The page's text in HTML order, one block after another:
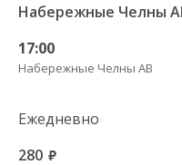
17:00
Набережные Челны АВ
Ежедневно
280 руб.